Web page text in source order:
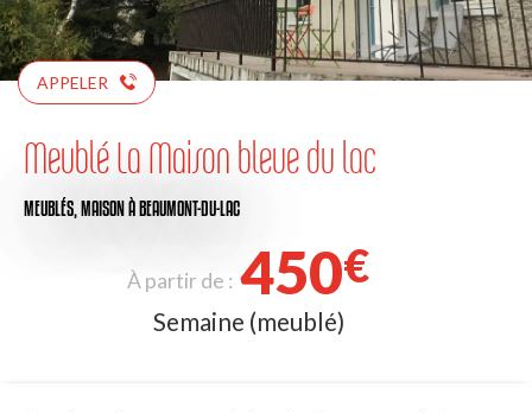
APPELER
Meublé La Maison bleue du lac
MEUBLÉS, MAISONÀ BEAUMONT-DU-LAC
À partir de : 450€
Semaine (meublé)